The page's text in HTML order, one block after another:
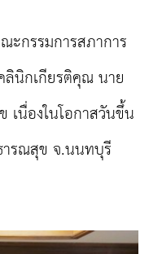
กรรมการสภาการ
ลินิกเกียรติคุณ นาย
นื่องในโอกาสวันขึ้น
ารณสุข จ.นนทบุรี